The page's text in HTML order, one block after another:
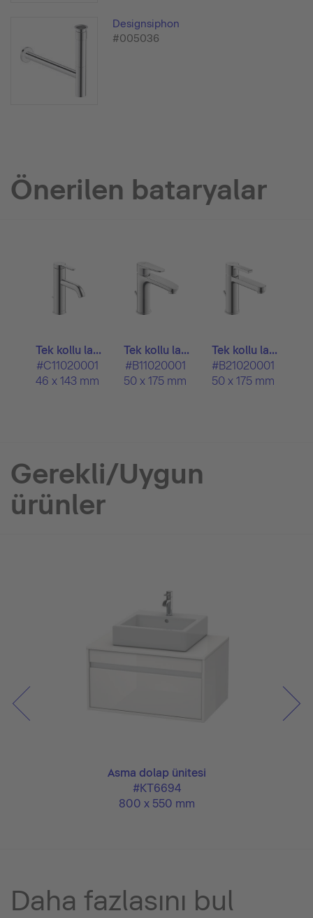
Designsiphon
#005036
Önerilen bataryalar
Tek kollu la...
#C11020001
46 x 143 mm
Tek kollu la...
#B11020001
50 x 175 mm
Tek kollu la...
#B21020001
50 x 175 mm
Gerekli/Uygun
ürünler
Asma dolap ünitesi
#KT6694
800 x 550 mm
Daha fazlasını bul